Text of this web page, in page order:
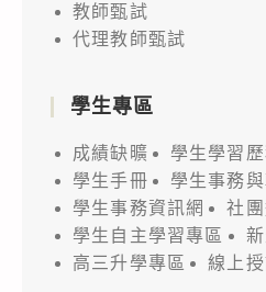
教師甄試
代理教師甄試
學生專區
成績缺曠
學生學習
學生手冊
學生事務
學生事務資訊網
社
學生自主學習專區
高三升學專區
線上